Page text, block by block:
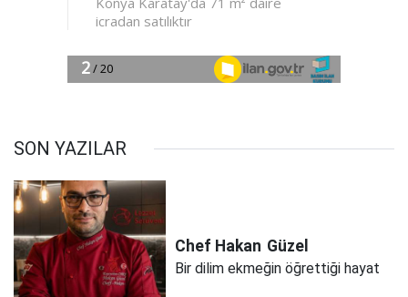
SON YAZILAR
Chef Hakan Güzel
Bir dilim ekmeğin öğrettiği hayat